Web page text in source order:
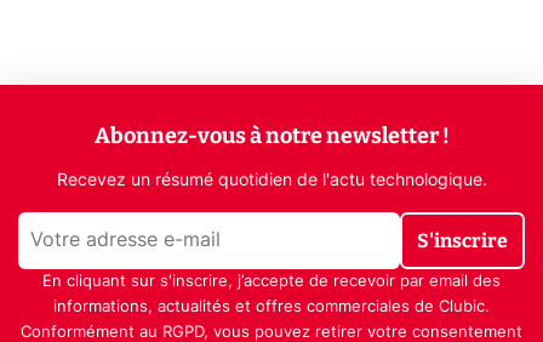
Abonnez-vous à notre newsletter !
Recevez un résumé quotidien de l'actu technologique.
S'inscrire
En cliquant sur s'inscrire, j’accepte de recevoir par email des
informations, actualités et offres commerciales de Clubic.
Conformément au RGPD, vous pouvez retirer votre consentement